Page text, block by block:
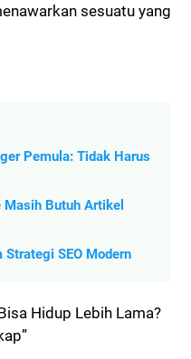
sesuatu yang
Pemula: Tidak Harus
Masih Butuh Artikel
SEO Modern
Hidup Lebih Lama?